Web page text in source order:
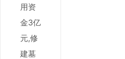
用资
金3亿
元,修
建墓